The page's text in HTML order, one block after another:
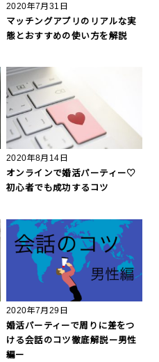
2020年7月31日
マッチングアプリのリアルな実
態とおすすめの使い方を解説
2020年8月14日
オンラインで婚活パーティー♡
初心者でも成功するコツ
2020年7月29日
婚活パーティーで周りに差をつ
ける会話のコツ徹底解説ー男性
編ー